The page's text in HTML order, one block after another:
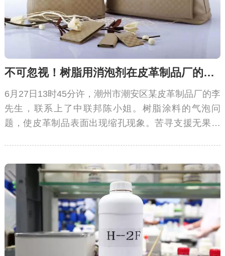
不可忽视！树脂用消泡剂在皮革制品厂的重要地位
6月27日13时45分许，潮州市潮安区某皮革制品厂的李
先生，联系上了中联邦陈小姐。树脂涂料的气泡问
题，使皮革制品表面出现缩孔现象。苦寻支援无果，